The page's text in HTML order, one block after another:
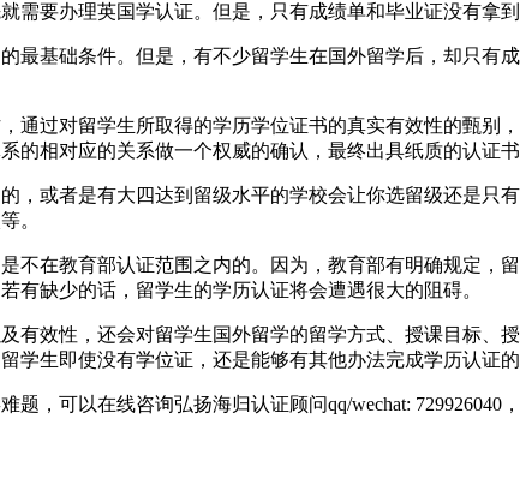
需要办理英国学认证。但是，只有成绩单和毕业证没有拿
最基础条件。但是，有不少留学生在国外留学后，却只有
通过对留学生所取得的学历学位证书的真实有效性的甄别
相对应的关系做一个权威的确认，最终出具纸质的认证书
，或者是有大四达到留级水平的学校会让你选留级还是只
。
不在教育部认证范围之内的。因为，教育部有明确规定，
有缺少的话，留学生的学历认证将会遭遇很大的阻碍。
有效性，还会对留学生国外留学的留学方式、授课目标、
生即使没有学位证，还是能够有其他办法完成学历认证的
，可以在线咨询弘扬海归认证顾问qq/wechat: 729926040